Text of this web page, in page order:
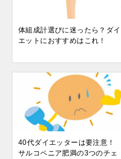
体組成計選びに迷ったら？ダイ
エットにおすすめはこれ！
40代ダイエッターは要注意！
サルコペニア肥満の3つのチェ